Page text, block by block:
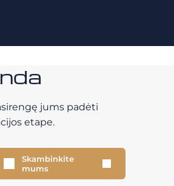
jums padėti
etape.
Skambinkite
mums